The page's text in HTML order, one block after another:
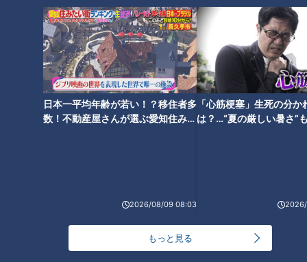
日本一平均年齢が若い！？移住者多
数！不動産屋さんが選ぶ愛知住みた
2026/08/09 08:03
「心筋梗塞」生死の分か
は？…“夏の厳しい暑さ”
もっと見る
廃キャバレーと廃浴場に特別潜
入！“東海一の歓楽街”と呼ばれ
た「柳ヶ瀬」の歴史を紐解く旅